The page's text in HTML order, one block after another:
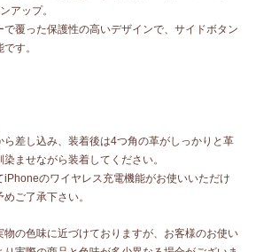
アップ。
覆った保護性の高いデザインで、サイドボタン
す。
差し込み、装着後は4つ角の革がしっかりと革
ませながら装着してください。
のワイヤレス充電機能がお使いいただけ
ご了承下さい。
の色味に近づけておりますが、お客様のお使い